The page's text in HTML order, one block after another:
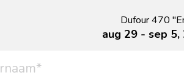
Dufour 470
aug 29 - sep 5,